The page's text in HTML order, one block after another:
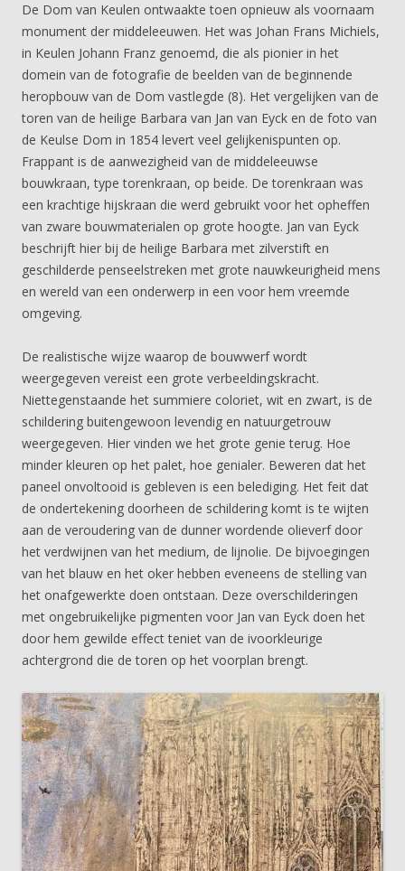
De Dom van Keulen ontwaakte toen opnieuw als voornaam
monument der middeleeuwen. Het was Johan Frans Michiels,
in Keulen Johann Franz genoemd, die als pionier in het
domein van de fotografie de beelden van de beginnende
heropbouw van de Dom vastlegde (8). Het vergelijken van de
toren van de heilige Barbara van Jan van Eyck en de foto van
de Keulse Dom in 1854 levert veel gelijkenispunten op.
Frappant is de aanwezigheid van de middeleeuwse
bouwkraan, type torenkraan, op beide. De torenkraan was
een krachtige hijskraan die werd gebruikt voor het opheffen
van zware bouwmaterialen op grote hoogte. Jan van Eyck
beschrijft hier bij de heilige Barbara met zilverstift en
geschilderde penseelstreken met grote nauwkeurigheid mens
en wereld van een onderwerp in een voor hem vreemde
omgeving.
De realistische wijze waarop de bouwwerf wordt
weergegeven vereist een grote verbeeldingskracht.
Niettegenstaande het summiere coloriet, wit en zwart, is de
schildering buitengewoon levendig en natuurgetrouw
weergegeven. Hier vinden we het grote genie terug. Hoe
minder kleuren op het palet, hoe genialer. Beweren dat het
paneel onvoltooid is gebleven is een belediging. Het feit dat
de ondertekening doorheen de schildering komt is te wijten
aan de veroudering van de dunner wordende olieverf door
het verdwijnen van het medium, de lijnolie. De bijvoegingen
van het blauw en het oker hebben eveneens de stelling van
het onafgewerkte doen ontstaan. Deze overschilderingen
met ongebruikelijke pigmenten voor Jan van Eyck doen het
door hem gewilde effect teniet van de ivoorkleurige
achtergrond die de toren op het voorplan brengt.